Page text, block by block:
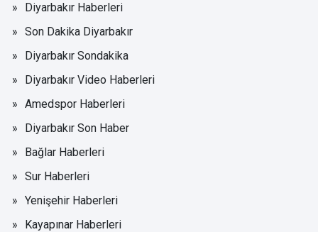
Diyarbakır Haberleri
Son Dakika Diyarbakır
Diyarbakır Sondakika
Diyarbakır Video Haberleri
Amedspor Haberleri
Diyarbakır Son Haber
Bağlar Haberleri
Sur Haberleri
Yenişehir Haberleri
Kayapınar Haberleri